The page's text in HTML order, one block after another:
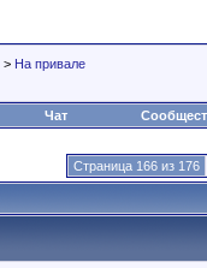
> На привале
Чат
Страница 166 из 176